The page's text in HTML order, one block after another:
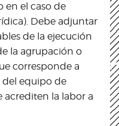
en el caso de
Debe adjuntar
de la ejecución
la agrupación o
corresponde a
del equipo de
acrediten la labor a